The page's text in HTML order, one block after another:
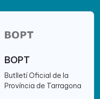
BOPT
Butlletí Oficial de la
Província de Tarragona